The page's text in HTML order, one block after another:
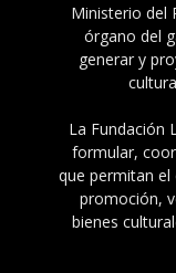
Ministerio del
órgano del
generar y
La Fundación
formular,
que permitan
promoción,
bienes